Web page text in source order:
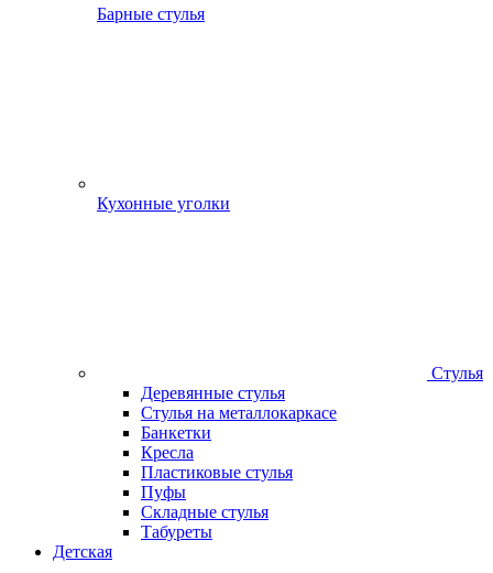
Барные стулья
Кухонные уголки
Стулья
Деревянные стулья
Стулья на металлокаркасе
Банкетки
Кресла
Пластиковые стулья
Пуфы
Складные стулья
Табуреты
Детская